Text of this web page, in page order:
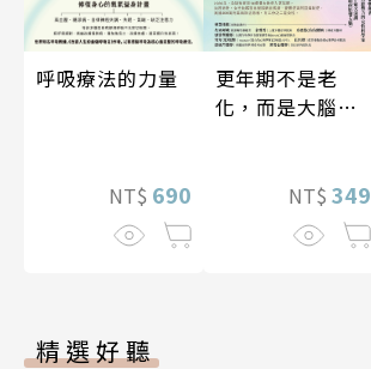
呼吸療法的力量
NT$ 690
更年期不是老
化，而是大腦重
NT$ 349
精選好聽